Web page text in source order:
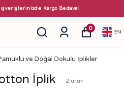
Kargo Bedava!
0
EN
ve Doğal Dokulu İplikler
İplik 2 ürün